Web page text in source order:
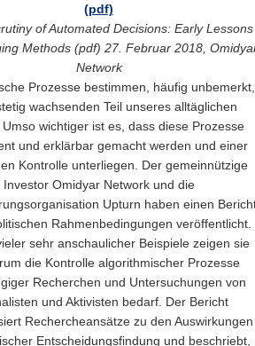
(pdf)
of Automated Decisions: Early Lessons
Methods (pdf) 27. Februar 2018,
Network
Prozesse bestimmen, häufig unbemerkt,
wachsenden Teil unseres alltäglichen
wichtiger ist es, dass diese Prozesse
und erklärbar gemacht werden und einer
Kontrolle unterliegen. Der gemeinnützige
Investor Omidyar Network und die
Upturn haben einen
Rahmenbedingungen veröffentlicht.
sehr anschaulicher Beispiele zeigen sie
die Kontrolle algorithmischer Prozesse
Recherchen und Untersuchungen von
und Aktivisten bedarf. Der Bericht
Rechercheansätze zu den Auswirkungen
Entscheidungsfindung und beschriebt,